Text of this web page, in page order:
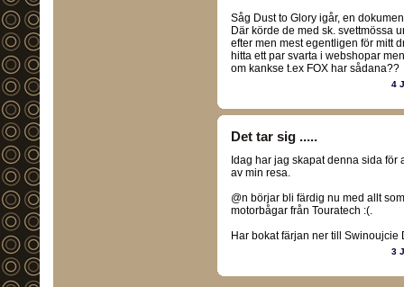
Såg Dust to Glory igår, en
Där körde de med sk. svettmössa
efter men mest egentligen för mitt
hitta ett par svarta i webshopar
om kankse t.ex FOX har sådana??
4
Det tar sig .....
Idag har jag skapat denna sida
av min resa.
@n börjar bli färdig nu med allt
motorbågar från Touratech :(.
Har bokat färjan ner till Swinoujcie
3